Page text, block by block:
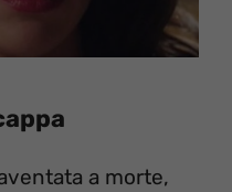
a morte,